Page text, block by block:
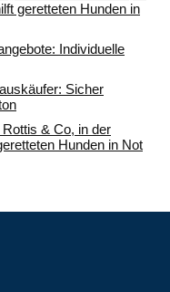
geretteten Hunden in
Individuelle
Sicher
& Co, in der
Hunden in Not